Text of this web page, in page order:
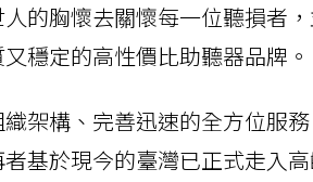
的胸懷去關懷每一位聽損者
穩定的高性價比助聽器品牌。
架構、完善迅速的全方位服
基於現今的臺灣已正式走入高